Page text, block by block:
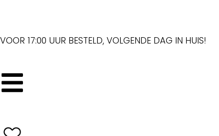
VOOR 17:00 UUR BESTELD, VOLGENDE DAG IN HUIS!